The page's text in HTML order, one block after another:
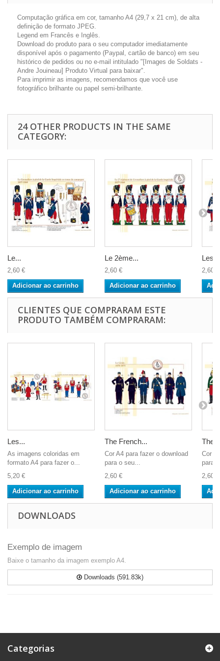
Computação gráfica em cor, tamanho A4 (29,7 x 21 cm), de alta
definição de formato JPEG.
Legend em Francês e Inglês.
Download do produto para o seu computador imediatamente
disponível após o pagamento (Paypal, cartão de banco) em seu
histórico de pedidos ou no e-mail intitulado "[Images de Soldats -
Andre Jouineau] Produto Virtual para baixar".
Para imprimir as imagens, recomendamos que você use
fotográfico brilhante ou papel semi-brilhante.
24 OTHER PRODUCTS IN THE SAME
CATEGORY:
Le...
2,60 €
Adicionar ao carrinho
Le 2ème...
2,60 €
Adicionar ao carrinho
Les...
2,60 €
CLIENTES QUE COMPRARAM ESTE
PRODUTO TAMBÉM COMPRARAM:
Les...
As imagens coloridas em
formato A4 para fazer o...
5,20 €
Adicionar ao carrinho
The French...
Cor A4 para fazer o download
para o seu...
2,60 €
Adicionar ao carrinho
The
Cor
para
2,60 €
DOWNLOADS
Exemplo de imagem
Baixe o tamanho da imagem exemplo A4.
Downloads (591.83k)
Categorias